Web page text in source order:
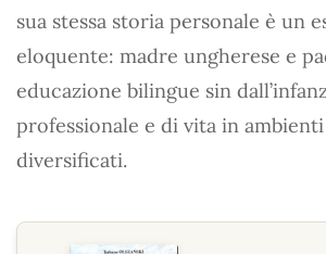
sua stessa storia personale è un
eloquente: madre ungherese e
educazione bilingue sin
professionale e di vita in
diversificati.